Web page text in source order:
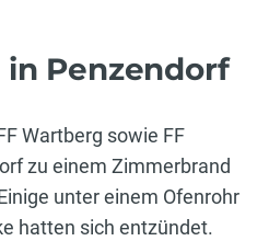
Penzendorf
Wartberg sowie FF
zu einem Zimmerbrand
unter einem Ofenrohr
hatten sich entzündet.